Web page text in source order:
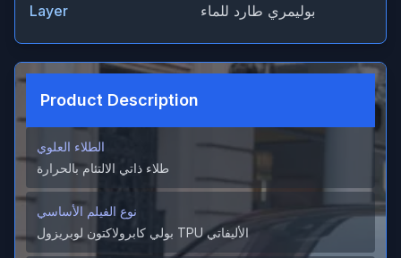
Layer بوليمري طارد للماء
Product Description
الطلاء العلوي
طلاء ذاتي الالتئام بالحرارة
نوع الفيلم الأساسي
بولي كابرولاكتون لوبريزول TPU الأليفاتي